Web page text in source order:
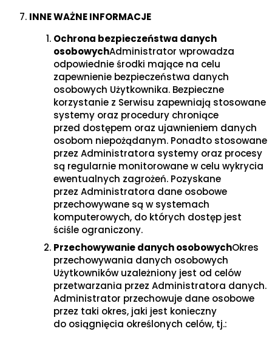
INNE WAŻNE INFORMACJE
Ochrona bezpieczeństwa danych
osobowychAdministrator wprowadza
odpowiednie środki mające na celu
zapewnienie bezpieczeństwa danych
osobowych Użytkownika. Bezpieczne
korzystanie z Serwisu zapewniają stosowane
systemy oraz procedury chroniące
przed dostępem oraz ujawnieniem danych
osobom niepożądanym. Ponadto stosowane
przez Administratora systemy oraz procesy
są regularnie monitorowane w celu wykrycia
ewentualnych zagrożeń. Pozyskane
przez Administratora dane osobowe
przechowywane są w systemach
komputerowych, do których dostęp jest
ściśle ograniczony.
Przechowywanie danych osobowychOkres
przechowywania danych osobowych
Użytkowników uzależniony jest od celów
przetwarzania przez Administratora danych.
Administrator przechowuje dane osobowe
przez taki okres, jaki jest konieczny
do osiągnięcia określonych celów, tj.: